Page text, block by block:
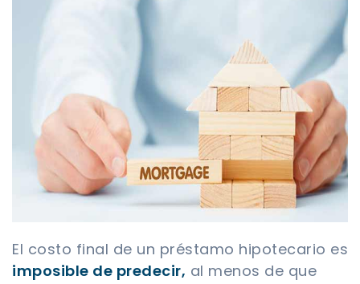
El costo final de un préstamo hipotecario es
imposible de predecir, al menos de que